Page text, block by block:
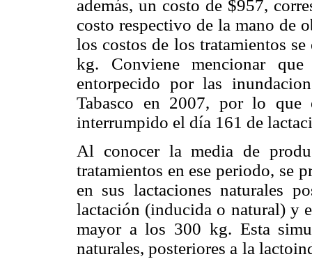
además, un costo de $957,
costo respectivo de la mano de
los costos de los tratamientos
kg. Conviene mencionar
entorpecido por las
Tabasco en 2007, por lo
interrumpido el día 161 de
Al conocer la media de
tratamientos en ese periodo, se
en sus lactaciones naturales
lactación (inducida o natural) y
mayor a los 300 kg. Esta
naturales, posteriores a la